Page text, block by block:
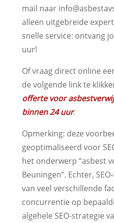
mail naar
alleen uitgebreide
snelle service: ontvang
uur!
Of vraag direct online
de volgende link te
offerte voor
binnen 24 uur.
Opmerking: deze
geoptimaliseerd voor
het onderwerp “asbest
Beuningen”. Echter,
van veel verschillende
concurrentie op
algehele SEO-strategie